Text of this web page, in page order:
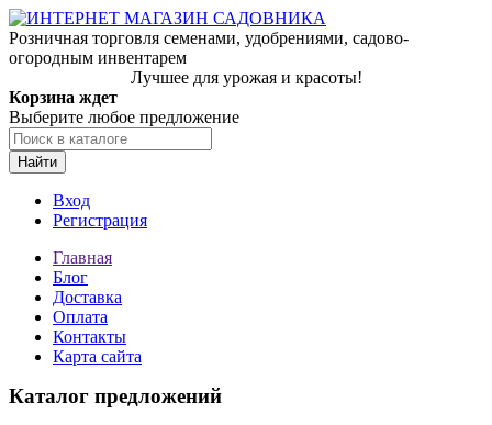
Розничная торговля семенами, удобрениями, садово-
огородным инвентарем
Лучшее для урожая и красоты!
Корзина ждет
Выберите любое предложение
Найти
Вход
Регистрация
Главная
Блог
Доставка
Оплата
Контакты
Карта сайта
Каталог предложений